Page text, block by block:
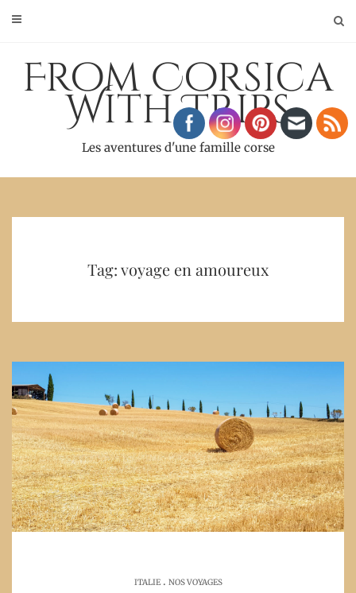
From Corsica
With Trips
Les aventures d'une famille corse
Tag: voyage en amoureux
ITALIE. NOS VOYAGES